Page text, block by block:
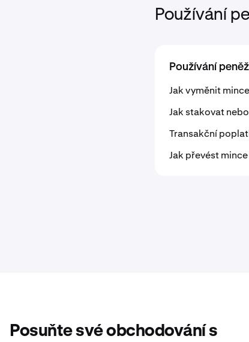
Používání
Používání
Jak vyměnit
Jak stakovat
Transakční
Jak převést mince
Posuňte své obchodování s